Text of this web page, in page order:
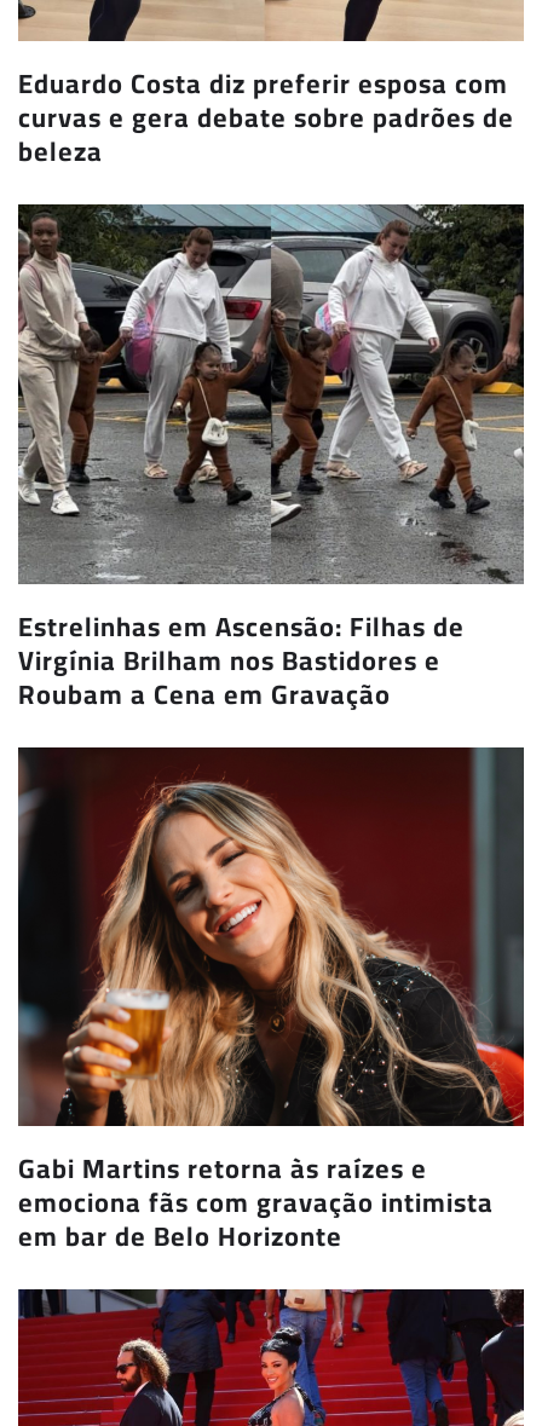
Eduardo Costa diz preferir esposa com
curvas e gera debate sobre padrões de
beleza
Estrelinhas em Ascensão: Filhas de
Virgínia Brilham nos Bastidores e
Roubam a Cena em Gravação
Gabi Martins retorna às raízes e
emociona fãs com gravação intimista
em bar de Belo Horizonte